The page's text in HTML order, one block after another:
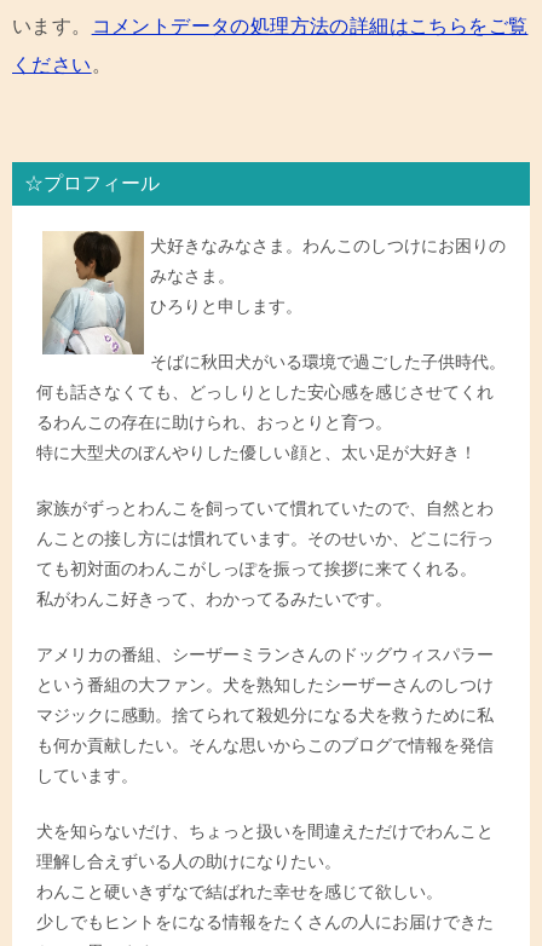
います。
コメントデータの処理方法の詳細はこちらをご覧
ください。
☆プロフィール
犬好きなみなさま。わんこのしつけにお困りの
みなさま。
ひろりと申します。
そばに秋田犬がいる環境で過ごした子供時代。
何も話さなくても、どっしりとした安心感を感じさせてくれ
るわんこの存在に助けられ、おっとりと育つ。
特に大型犬のぼんやりした優しい顔と、太い足が大好き！
家族がずっとわんこを飼っていて慣れていたので、自然とわ
んことの接し方には慣れています。そのせいか、どこに行っ
ても初対面のわんこがしっぽを振って挨拶に来てくれる。
私がわんこ好きって、わかってるみたいです。
アメリカの番組、シーザーミランさんのドッグウィスパラー
という番組の大ファン。犬を熟知したシーザーさんのしつけ
マジックに感動。捨てられて殺処分になる犬を救うために私
も何か貢献したい。そんな思いからこのブログで情報を発信
しています。
犬を知らないだけ、ちょっと扱いを間違えただけでわんこと
理解し合えずいる人の助けになりたい。
わんこと硬いきずなで結ばれた幸せを感じて欲しい。
少しでもヒントをになる情報をたくさんの人にお届けできた